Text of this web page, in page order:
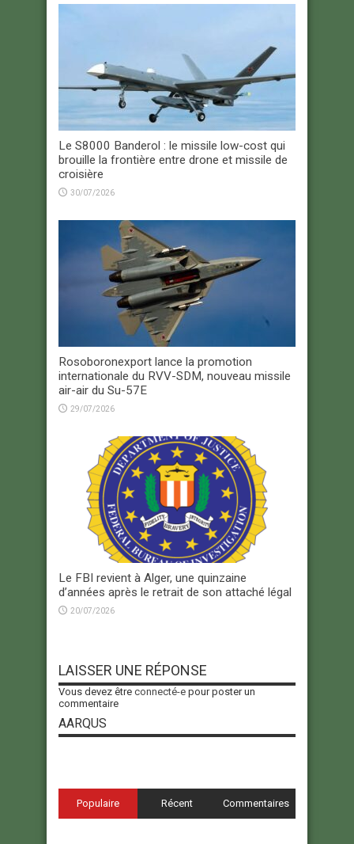
Le S8000 Banderol : le missile low-cost qui
brouille la frontière entre drone et missile de
croisière
30/07/2026
Rosoboronexport lance la promotion
internationale du RVV-SDM, nouveau missile
air-air du Su-57E
29/07/2026
Le FBI revient à Alger, une quinzaine
d’années après le retrait de son attaché légal
20/07/2026
LAISSER UNE RÉPONSE
Vous devez être connecté-e pour poster un
commentaire
AARQUS
Populaire Récent Commentaires